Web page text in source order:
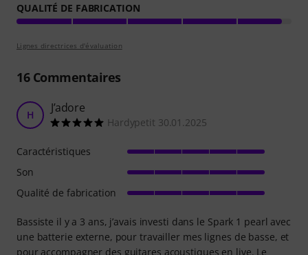
QUALITÉ DE FABRICATION
Lignes directrices d'évaluation
16Commentaires
H J’adore
Hardypetit 30.01.2025
Bassiste il y a 3 ans, j’avais investi dans le Spark 1 pearl avec
une batterie externe, pour travailler mes lignes de basse, et
pour accompagner des guitares acoustiques en live. Le
Caractéristiques
Son
Qualité de fabrication